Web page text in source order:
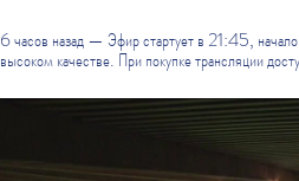
6 часов назад — Эфир стартует в 21:45,
высоком качестве. При покупке трансляции